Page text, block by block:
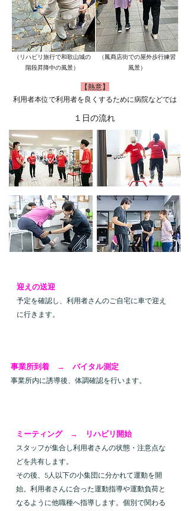
（リハビリ旅行で和歌山城の
階段昇降中の風景）
（鳳商店街での屋外歩行練習
風景）
​【熱意】
利用者本位で利用者を良くするために病院などでは
できないことにも取り組んでいます。
１日の流れ
迎えの送迎
予定を確認し、利用者さんのご自宅に車で迎え
に行きます。
事業所到着 → バイタル測定
事業所内に誘導後、体調確認を行います。
ミーティング → リハビリ開始
スタッフが集合し利用者さんの状態・注意点な
どを共有します。
その後、5人以下の小集団に分かれて運動を開
始。利用者さんに合った運動指導や運動負荷と
なるように他職種へ指導します。個別で関わる